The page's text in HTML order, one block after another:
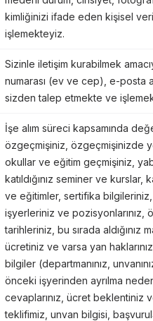
kimliğinizi ifade eden kişisel
işlemekteyiz.
Sizinle iletişim kurabilmek
numarası (ev ve cep), e-posta
sizden talep etmekte ve
İşe alım süreci kapsamında
özgeçmişiniz, özgeçmişinizde
okullar ve eğitim geçmişiniz,
katıldığınız seminer ve kurslar,
ve eğitimler, sertifika
işyerleriniz ve pozisyonlarınız,
tarihleriniz, bu sırada aldığınız
ücretiniz ve varsa yan
bilgiler (departmanınız,
önceki işyerinden ayrılma
cevaplarınız, ücret beklentiniz
teklifimiz, unvan bilgisi,